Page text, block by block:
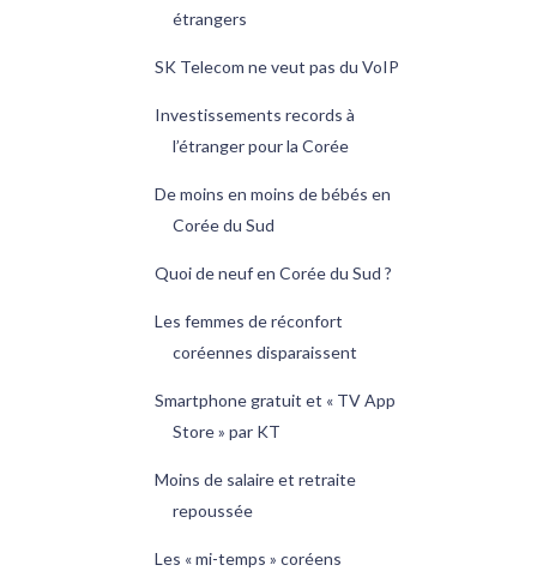
étrangers
SK Telecom ne veut pas du VoIP
Investissements records à
l’étranger pour la Corée
De moins en moins de bébés en
Corée du Sud
Quoi de neuf en Corée du Sud ?
Les femmes de réconfort
coréennes disparaissent
Smartphone gratuit et « TV App
Store » par KT
Moins de salaire et retraite
repoussée
Les « mi-temps » coréens